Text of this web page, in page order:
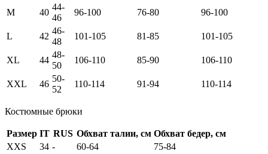
M 40
44-
46
96-100 76-80 96-100
L 42
46-
48
101-105 81-85 101-105
XL 44
48-
50
106-110 85-90 106-110
XXL 46
50-
52
110-114 91-94 110-114
Костюмные брюки
Размер IT RUS Обхват талии, см Обхват бедер, см
XXS
34 - 60-64
75-84